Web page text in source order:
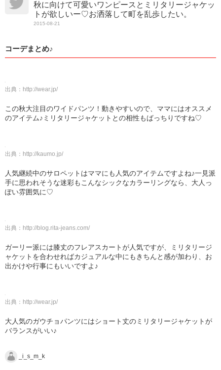
秋に向けて可愛いワンピースとミリタリージャケッ
トが欲しいー♡お洒落して町を乱歩したい。
2015-08-21
コーデまとめ♪
出典： http://wear.jp/
この秋大注目のワイドパンツ！動きやすいので、ママにはオススメ
のアイテム♪ミリタリージャケットとの相性もばっちりですね♡
出典： http://kaumo.jp/
人気継続中のサロペットはママにも人気のアイテムですよね♪一見派
手に思われそうな迷彩もこんなシックなカラーリングなら、大人っ
ぽい雰囲気に♡
出典： http://blog.rita-jeans.com/
ガーリー派には膝丈のフレアスカートが人気ですが、ミリタリージ
ャケットを合わせればカジュアルな中にもきちんと感が加わり、お
出かけや行事にもいいですよ♪
出典： http://wear.jp/
大人気のガウチョパンツにはショート丈のミリタリージャケットが
バランスがいい♪
_i_s_m_k